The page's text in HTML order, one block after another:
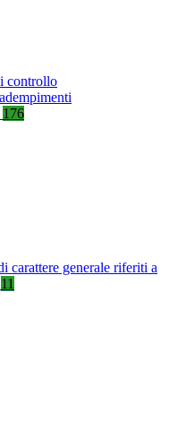
controllo
176
carattere generale riferiti a
11